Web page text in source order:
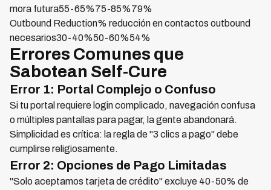
mora futura55-65%75-85%79%
Outbound Reduction% reducción en contactos outbound
necesarios30-40%50-60%54%
Errores Comunes que
Sabotean Self-Cure
Error 1: Portal Complejo o Confuso
Si tu portal requiere login complicado, navegación confusa
o múltiples pantallas para pagar, la gente abandonará.
Simplicidad es crítica: la regla de "3 clics a pago" debe
cumplirse religiosamente.
Error 2: Opciones de Pago Limitadas
"Solo aceptamos tarjeta de crédito" excluye 40-50% de